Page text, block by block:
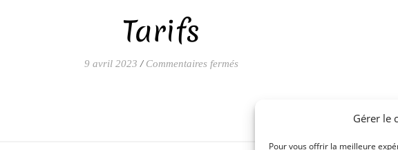
Gérer le
Pour vous offrir la meilleure
Tarifs
9 avril 2023 / Commentaires ferméssur Tarifs